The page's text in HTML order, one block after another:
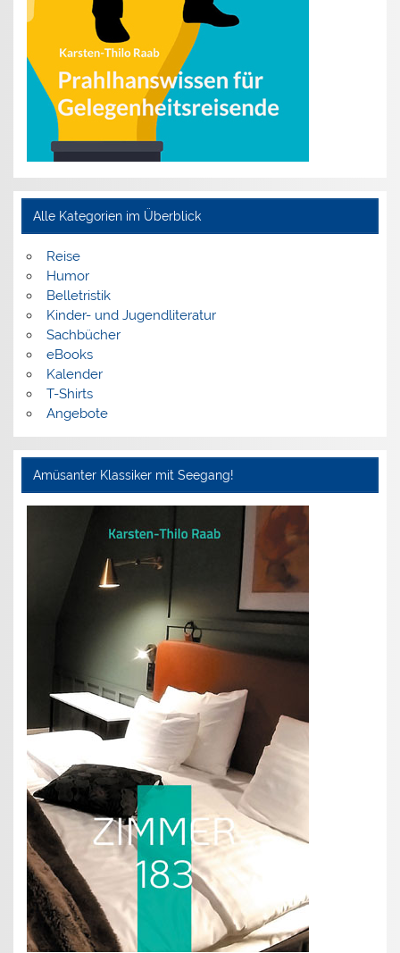
Alle Kategorien im Überblick
Reise
Humor
Belletristik
Kinder- und Jugendliteratur
Sachbücher
eBooks
Kalender
T-Shirts
Angebote
Amüsanter Klassiker mit Seegang!